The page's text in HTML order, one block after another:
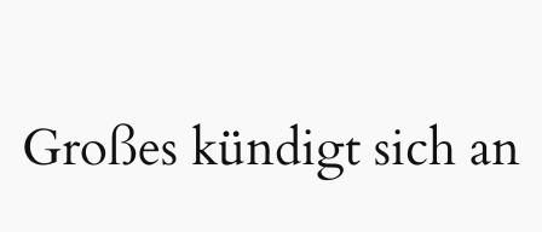
Großes kündigt sich an